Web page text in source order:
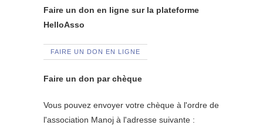
Faire un don en ligne sur la plateforme
HelloAsso
FAIRE UN DON EN LIGNE
Faire un don par chèque
Vous pouvez envoyer votre chèque à l'ordre de
l'association Manoj à l'adresse suivante :